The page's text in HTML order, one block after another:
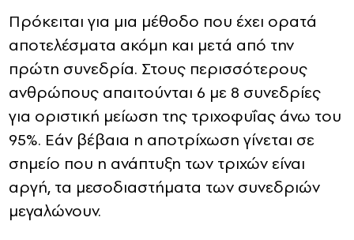
Πρόκειται για μια μέθοδο που έχει ορατά
αποτελέσματα ακόμη και μετά από την
πρώτη συνεδρία. Στους περισσότερους
ανθρώπους απαιτούνται 6 με 8 συνεδρίες
για οριστική μείωση της τριχοφυΐας άνω του
95%. Εάν βέβαια η αποτρίχωση γίνεται σε
σημείο που η ανάπτυξη των τριχών είναι
αργή, τα μεσοδιαστήματα των συνεδριών
μεγαλώνουν.